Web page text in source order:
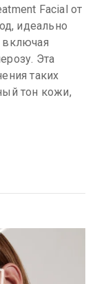
Facial от
идеально
включая
Эта
таких
тон кожи,